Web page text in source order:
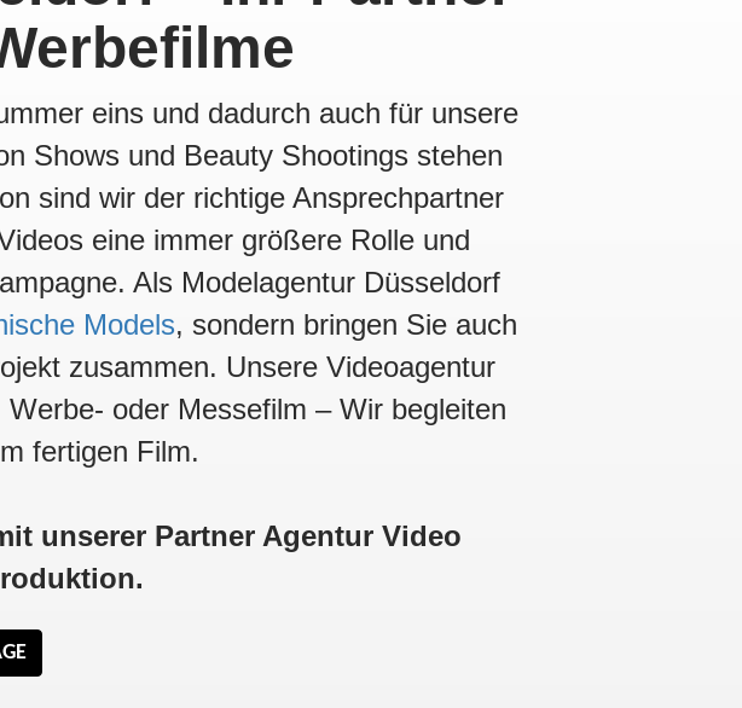
eins und dadurch auch für unsere
Shows und Beauty Shootings stehen
sind wir der richtige Ansprechpartner
eine immer größere Rolle und
Als Modelagentur Düsseldorf
Models, sondern bringen Sie auch
zusammen. Unsere Videoagentur
oder Messefilm – Wir begleiten
fertigen Film.
unserer Partner Agentur Video